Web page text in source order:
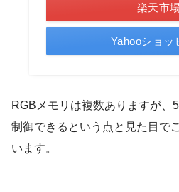
楽天市
Yahooショッ
RGBメモリは複数ありますが、
制御できるという点と見た目で
います。